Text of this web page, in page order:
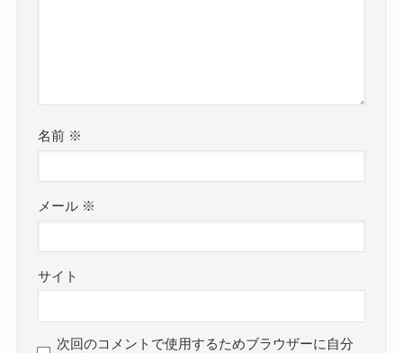
名前 ※
メール ※
サイト
次回のコメントで使用するためブラウザーに自分